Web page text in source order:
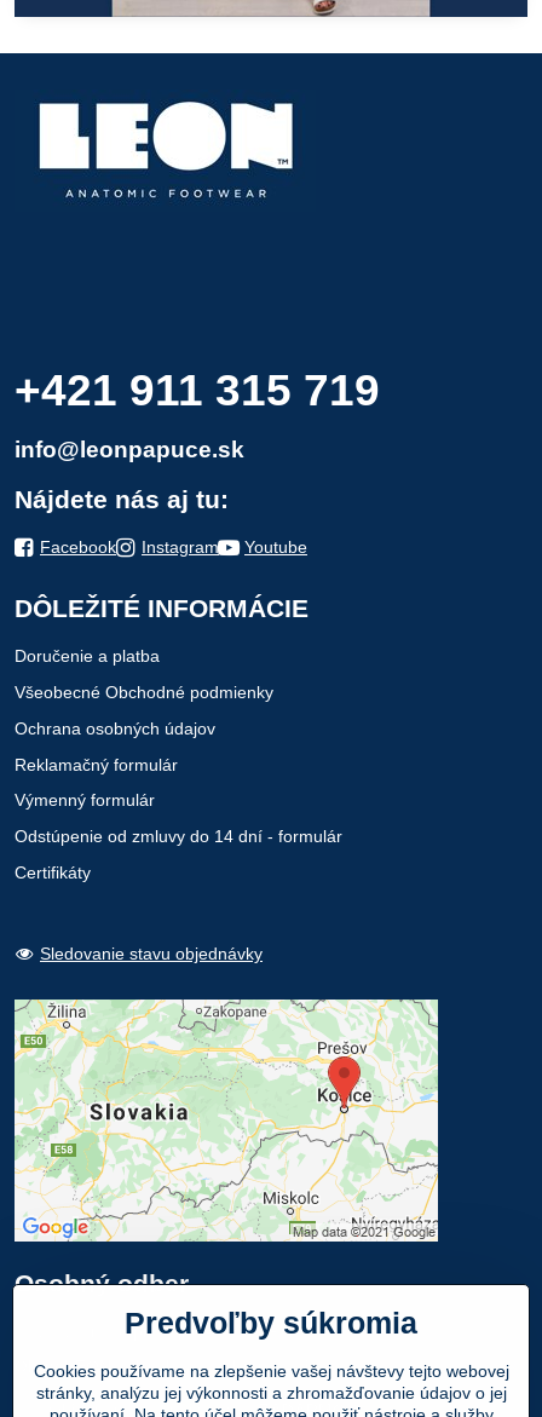
+421 911 315 719
info@leonpapuce.sk
Nájdete nás aj tu:
Facebook Instagram Youtube
DÔLEŽITÉ INFORMÁCIE
Doručenie a platba
Všeobecné Obchodné podmienky
Ochrana osobných údajov
Reklamačný formulár
Výmenný formulár
Odstúpenie od zmluvy do 14 dní - formulár
Certifikáty
Sledovanie stavu objednávky
Osobný odber
Navštívte našu predajňu - SHOWROOM
Obuv LEON, Mlynská 21, 040 01 Košice
Váš Objednaný tovar si môžete ZADARMO
Predvoľby súkromia
Cookies používame na zlepšenie vašej návštevy tejto webovej
stránky, analýzu jej výkonnosti a zhromažďovanie údajov o jej